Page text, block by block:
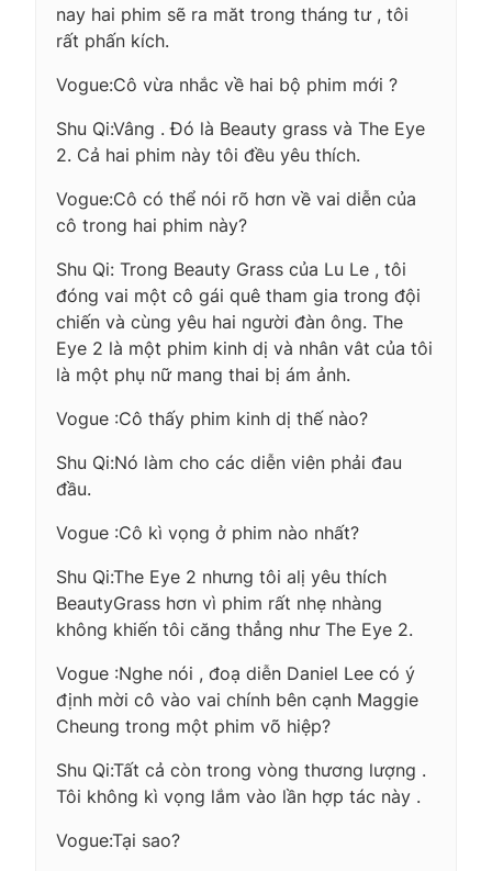
nay hai phim sẽ ra măt trong tháng tư , tôi
rất phấn kích.
Vogue:Cô vừa nhắc về hai bộ phim mới ?
Shu Qi:Vâng . Đó là Beauty grass và The Eye
2. Cả hai phim này tôi đều yêu thích.
Vogue:Cô có thể nói rõ hơn về vai diễn của
cô trong hai phim này?
Shu Qi: Trong Beauty Grass của Lu Le , tôi
đóng vai một cô gái quê tham gia trong đội
chiến và cùng yêu hai người đàn ông. The
Eye 2 là một phim kinh dị và nhân vât của tôi
là một phụ nữ mang thai bị ám ảnh.
Vogue :Cô thấy phim kinh dị thế nào?
Shu Qi:Nó làm cho các diễn viên phải đau
đầu.
Vogue :Cô kì vọng ở phim nào nhất?
Shu Qi:The Eye 2 nhưng tôi alị yêu thích
BeautyGrass hơn vì phim rất nhẹ nhàng
không khiến tôi căng thẳng như The Eye 2.
Vogue :Nghe nói , đoạ diễn Daniel Lee có ý
định mời cô vào vai chính bên cạnh Maggie
Cheung trong một phim võ hiệp?
Shu Qi:Tất cả còn trong vòng thương lượng .
Tôi không kì vọng lắm vào lần hợp tác này .
Vogue:Tại sao?